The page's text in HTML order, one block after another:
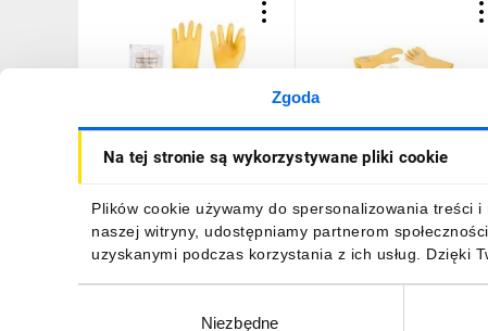
Zgoda
Na tej stronie są wykorzystywane pliki cookie
Plików cookie używamy do spersonalizowania treści
naszej witryny, udostępniamy partnerom
uzyskanymi podczas korzystania z ich usług. Dzięki
Niezbędne
Rękawice elektroizolacyjne
ELSEC 2,5 KV rozmiar 11
182,52 zł brutto
Rękawice elektroizolacyjne
ELSEC 20 KV rozmiar 11
430,40 złbrutto